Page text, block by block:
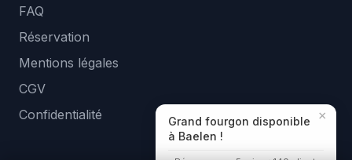
FAQ
Réservation
Mentions légales
CGV
Confidentialité
×
Grand fourgon disponible
à Baelen !